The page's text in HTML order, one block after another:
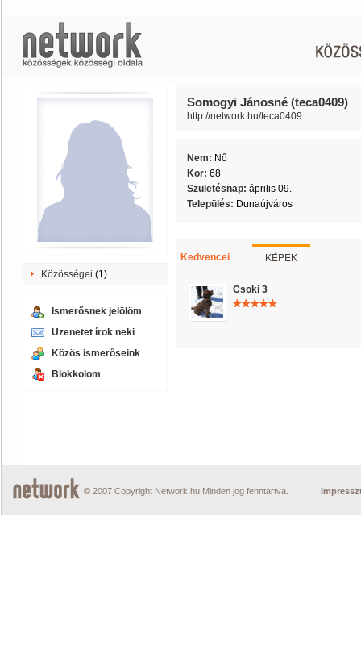
Közösségei (1)
Ismerősnek jelölöm
Üzenetet írok neki
Közös ismerőseink
Blokkolom
Somogyi Jánosné (teca0409)
http://network.hu/teca0409
Nem: Nő
Kor: 68
Születésnap: április 09.
Település: Dunaújváros
Kedvencei KÉPEK
Csoki 3
© 2007 Copyright Network.hu Minden jog fenntartva.